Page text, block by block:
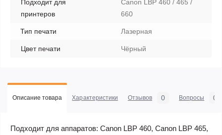
Подходит для
принтеров
Canon LBP 460 / 465 /
660
Тип печати Лазерная
Цвет печати Чёрный
Описание товара Характеристики Отзывов 0 Вопросы 0
Подходит для аппаратов: Canon LBP 460, Canon LBP 465,